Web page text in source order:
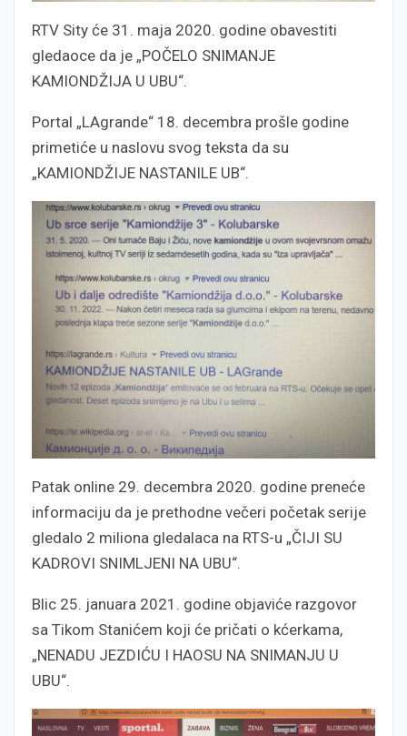
RTV Sity će 31. maja 2020. godine obavestiti
gledaoce da je „POČELO SNIMANJE
KAMIONDŽIJA U UBU“.
Portal „LAgrande“ 18. decembra prošle godine
primetiće u naslovu svog teksta da su
„KAMIONDŽIJE NASTANILE UB“.
Patak online 29. decembra 2020. godine preneće
informaciju da je prethodne večeri početak serije
gledalo 2 miliona gledalaca na RTS-u „ČIJI SU
KADROVI SNIMLJENI NA UBU“.
Blic 25. januara 2021. godine objaviće razgovor
sa Tikom Stanićem koji će pričati o kćerkama,
„NENADU JEZDIĆU I HAOSU NA SNIMANJU U
UBU“.